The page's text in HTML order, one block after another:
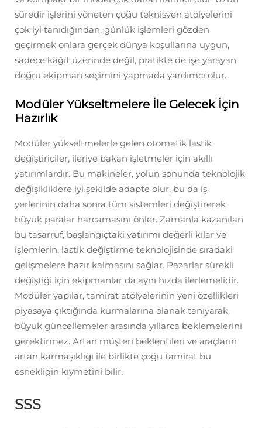
süredir işlerini yöneten çoğu teknisyen atölyelerini
çok iyi tanıdığından, günlük işlemleri gözden
geçirmek onlara gerçek dünya koşullarına uygun,
sadece kâğıt üzerinde değil, pratikte de işe yarayan
doğru ekipman seçimini yapmada yardımcı olur.
Modüler Yükseltmelere İle Gelecek İçin
Hazırlık
Modüler yükseltmelerle gelen otomatik lastik
değiştiriciler, ileriye bakan işletmeler için akıllı
yatırımlardır. Bu makineler, yolun sonunda teknolojik
değişikliklere iyi şekilde adapte olur, bu da iş
yerlerinin daha sonra tüm sistemleri değiştirerek
büyük paralar harcamasını önler. Zamanla kazanılan
bu tasarruf, başlangıçtaki yatırımı değerli kılar ve
işlemlerin, lastik değiştirme teknolojisinde sıradaki
gelişmelere hazır kalmasını sağlar. Pazarlar sürekli
değiştiği için ekipmanlar da aynı hızda ilerlemelidir.
Modüler yapılar, tamirat atölyelerinin yeni özellikleri
piyasaya çıktığında kurmalarına olanak tanıyarak,
büyük güncellemeler arasında yıllarca beklemelerini
gerektirmez. Artan müşteri beklentileri ve araçların
artan karmaşıklığı ile birlikte çoğu tamirat bu
esnekliğin kıymetini bilir.
SSS